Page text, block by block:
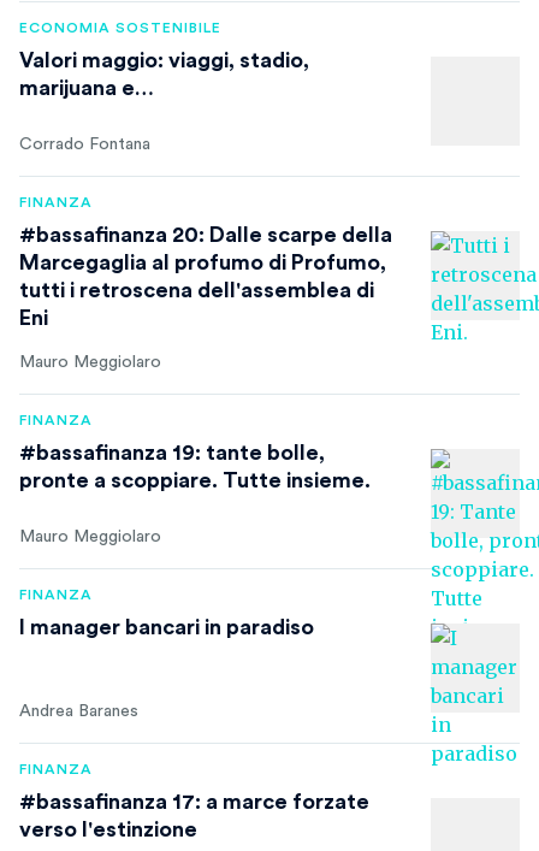
ECONOMIA SOSTENIBILE
Valori maggio: viaggi, stadio,
marijuana e…
Corrado Fontana
FINANZA
#bassafinanza 20: Dalle scarpe della
Marcegaglia al profumo di Profumo,
tutti i retroscena dell'assemblea di
Eni
Mauro Meggiolaro
FINANZA
#bassafinanza 19: tante bolle,
pronte a scoppiare. Tutte insieme.
Mauro Meggiolaro
FINANZA
I manager bancari in paradiso
Andrea Baranes
FINANZA
#bassafinanza 17: a marce forzate
verso l'estinzione